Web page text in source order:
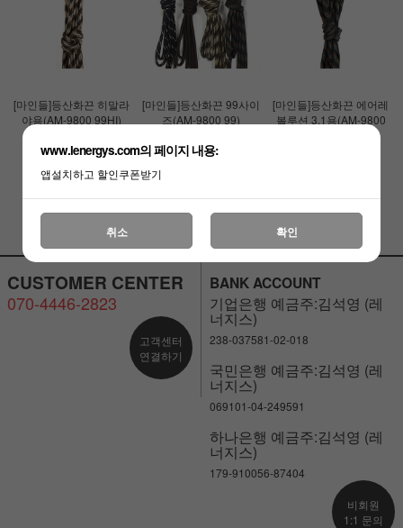
[마인들]등산화끈 히말라
야용(AM-9800 99HI)
[마인들]등산화끈 99사이
즈(AM-9800 99)
[마인들]등산화끈 에어레
볼루션 3.1용(AM-9800
CUSTOMER CENTER
070-4446-2823
고객센터
연결하기
BANK ACCOUNT
기업은행 예금주:김석영 (레
너지스)
238-037581-02-018
국민은행 예금주:김석영 (레
너지스)
069101-04-249591
하나은행 예금주:김석영 (레
너지스)
179-910056-87404
비회원
1:1 문의
www.lenergys.com의 페이지 내용:
앱설치하고 할인쿠폰받기
취소 확인